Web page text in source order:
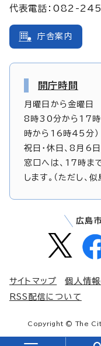
代表電話：082-
庁舎案内
開庁時間
月曜日から金曜日
8時30分から17時
時から16時45分）
祝日・休日、8月6
窓口へは、17時ま
します。（ただし
広島
サイトマップ 個人情
RSS配信について
Copyright © The